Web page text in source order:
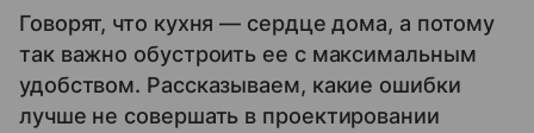
Говорят, что кухня — сердце дома, а потому
так важно обустроить ее с максимальным
удобством. Рассказываем, какие ошибки
лучше не совершать в проектировании